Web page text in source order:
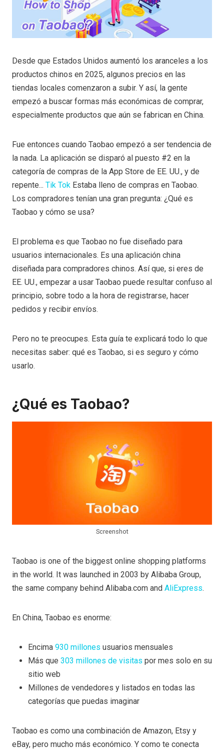
Desde que Estados Unidos aumentó los aranceles a los
productos chinos en 2025, algunos precios en las
tiendas locales comenzaron a subir. Y así, la gente
empezó a buscar formas más económicas de comprar,
especialmente productos que aún se fabrican en China.
Fue entonces cuando Taobao empezó a ser tendencia de
la nada. La aplicación se disparó al puesto #2 en la
categoría de compras de la App Store de EE. UU., y de
repente... Tik Tok Estaba lleno de compras en Taobao.
Los compradores tenían una gran pregunta: ¿Qué es
Taobao y cómo se usa?
El problema es que Taobao no fue diseñado para
usuarios internacionales. Es una aplicación china
diseñada para compradores chinos. Así que, si eres de
EE. UU., empezar a usar Taobao puede resultar confuso al
principio, sobre todo a la hora de registrarse, hacer
pedidos y recibir envíos.
Pero no te preocupes. Esta guía te explicará todo lo que
necesitas saber: qué es Taobao, si es seguro y cómo
usarlo.
¿Qué es Taobao?
Screenshot
Taobao is one of the biggest online shopping platforms
in the world. It was launched in 2003 by Alibaba Group,
the same company behind Alibaba.com and AliExpress.
En China, Taobao es enorme:
Encima 930 millones usuarios mensuales
Más que 303 millones de visitas por mes solo en su
sitio web
Millones de vendedores y listados en todas las
categorías que puedas imaginar
Taobao es como una combinación de Amazon, Etsy y
eBay, pero mucho más económico. Y como te conecta